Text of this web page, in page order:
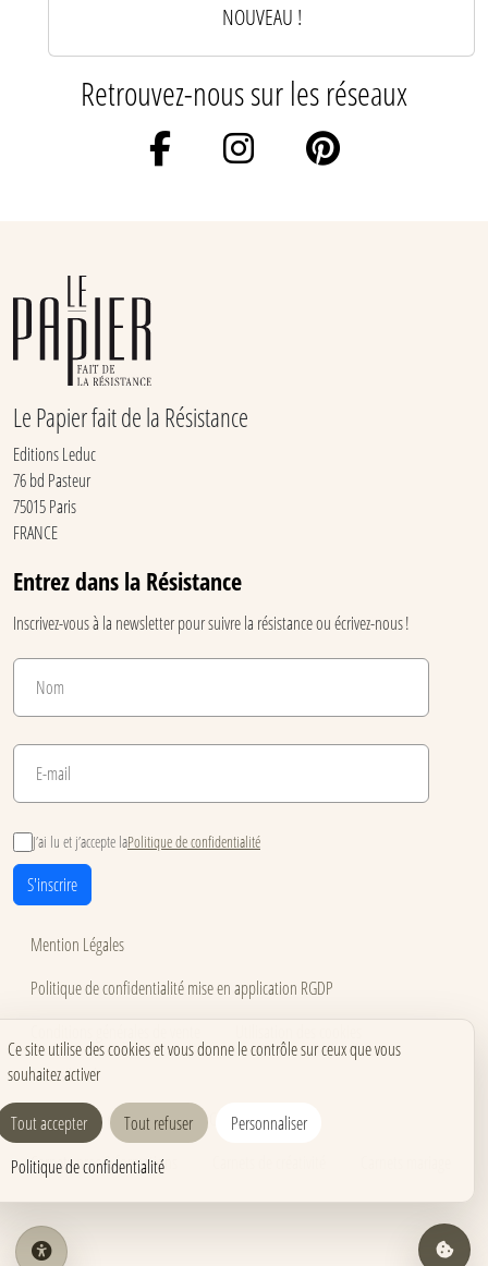
NOUVEAU !
Retrouvez-nous sur les réseaux
Le Papier fait de la Résistance
Editions Leduc
76 bd Pasteur
75015 Paris
FRANCE
Entrez dans la Résistance
Inscrivez-vous à la newsletter pour suivre la résistance ou écrivez-nous !
J’ai lu et j’accepte laPolitique de confidentialité
S'inscrire
Mention Légales
Politique de confidentialité mise en application RGDP
Accessibilité
Carnets pour événements
Carnets corporate
Carnets pros & formations
Ce site utilise des cookies et vous donne le contrôle sur ceux que vous
souhaitez activer
Tout accepter Tout refuser
Personnaliser
Politique de confidentialité